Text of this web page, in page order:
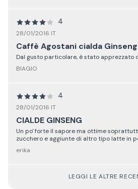
4
28/01/2016 IT
Caffè Agostani cialda Ginseng
Dal gusto particolare, è stato apprezzato
BIAGIO
4
28/01/2016 IT
CIALDE GINSENG
Un po' forte il sapore ma ottime
zucchero e aggiunte di altro tipo latte in
erika
LEGGI LE ALTRE